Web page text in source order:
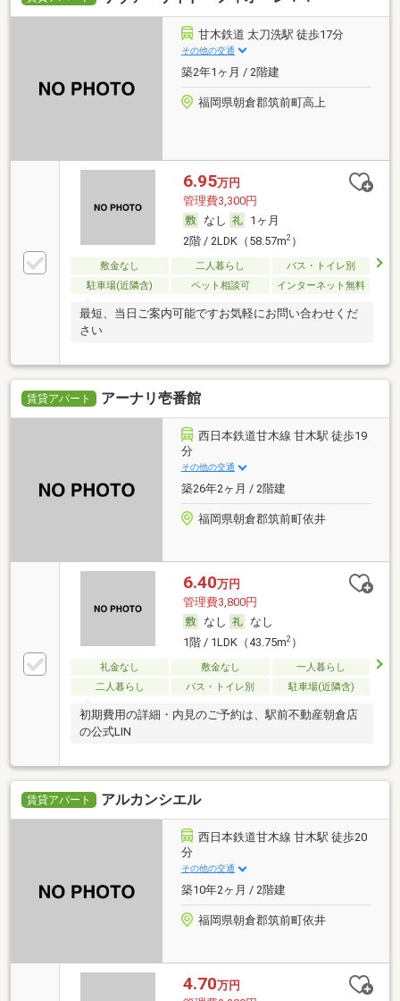
甘木鉄道 太刀洗駅 徒歩17分
その他の交通
築2年1ヶ月 / 2階建
福岡県朝倉郡筑前町高上
6.95万円
管理費3,300円
なし
1ヶ月
2階 / 2LDK（58.57m2）
敷金なし 二人暮らし
バス・トイレ別
駐車場(近隣含)
ペット相談可 インターネット無料
最短、当日ご案内可能ですお気軽にお問い合わせくだ
さい
賃貸アパート アーナリ壱番館
西日本鉄道甘木線 甘木駅 徒歩19
分
その他の交通
築26年2ヶ月 / 2階建
福岡県朝倉郡筑前町依井
6.40万円
管理費3,800円
なし
なし
1階 / 1LDK（43.75m2）
礼金なし 敷金なし
一人暮らし
二人暮らし
バス・トイレ別 駐車場(近隣含)
初期費用の詳細・内見のご予約は、駅前不動産朝倉店
の公式LIN
賃貸アパート アルカンシエル
西日本鉄道甘木線 甘木駅 徒歩20
分
その他の交通
築10年2ヶ月 / 2階建
福岡県朝倉郡筑前町依井
4.70万円